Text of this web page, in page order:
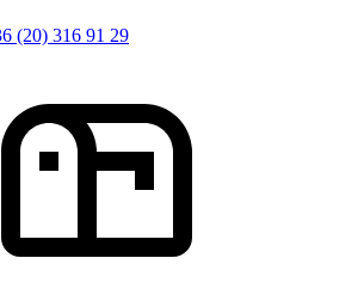
(20) 316 91 29